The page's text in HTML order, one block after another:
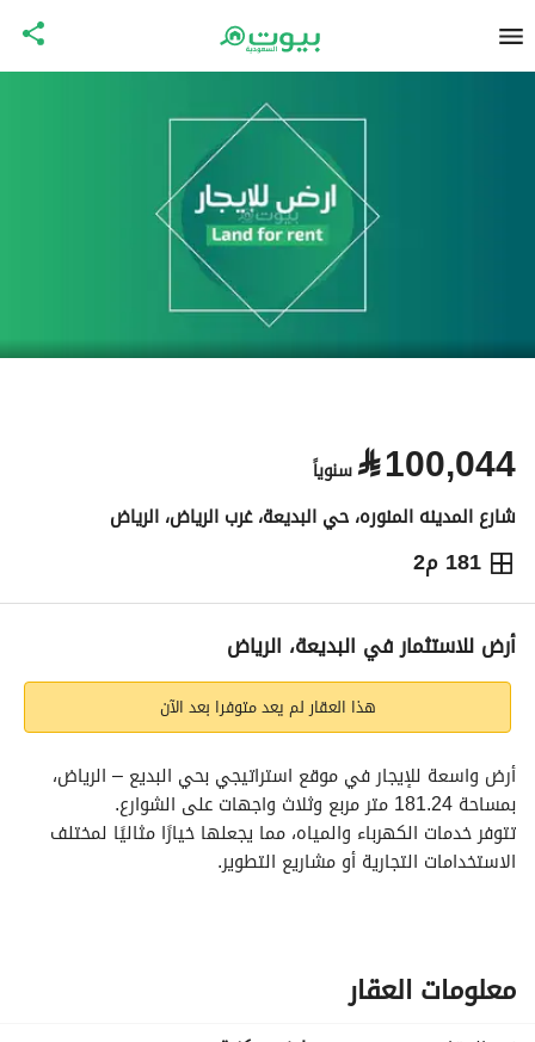
⃁100,044 سنوياً
شارع المدينه المنوره، حي البديعة، غرب الرياض، الرياض
181 م2
⃁
100,044
الإعلان الاماكن القريبة
أرض للاستثمار في البديعة، الرياض
هذا العقار لم يعد متوفرا بعد الآن
بمساحة 181.24 متر مربع وثلاث واجهات على الشوارع.
الاستخدامات التجارية أو مشاريع التطوير.
معلومات العقار